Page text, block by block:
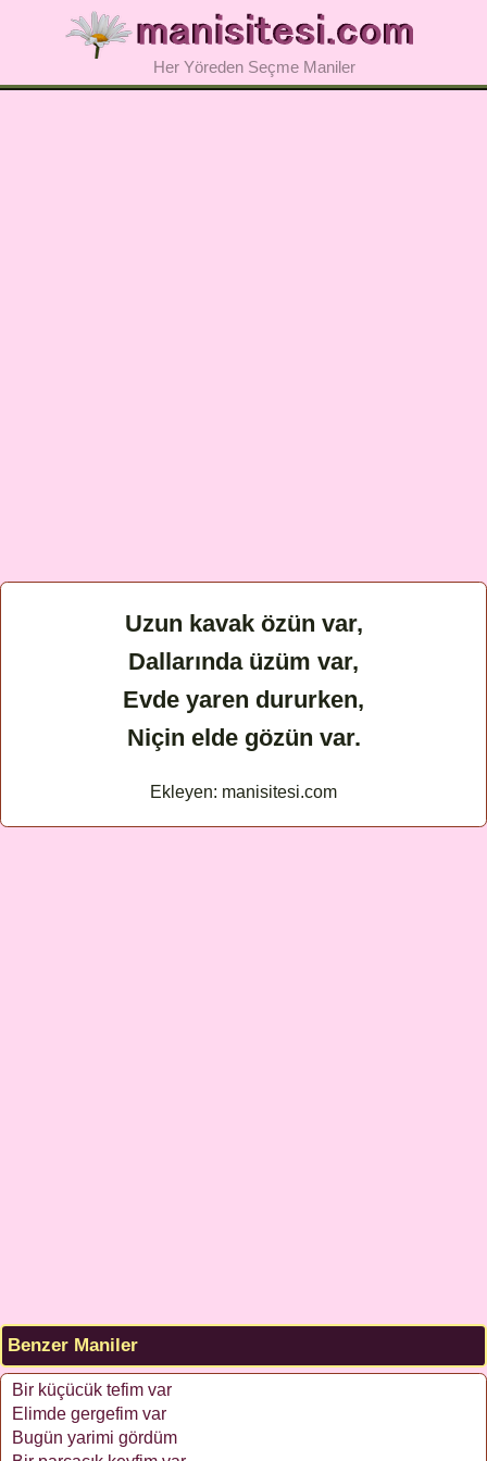
Her Yöreden Seçme Maniler
Uzun kavak özün var,
Dallarında üzüm var,
Evde yaren dururken,
Niçin elde gözün var.
Ekleyen: manisitesi.com
Benzer Maniler
Bir küçücük tefim var
Elimde gergefim var
Bugün yarimi gördüm